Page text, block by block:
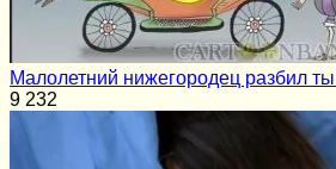
Малолетний нижегородец разбил
9 232